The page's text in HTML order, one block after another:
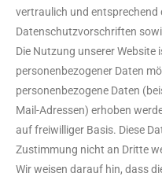
vertraulich und entsprechend
Datenschutzvorschriften
Die Nutzung unserer Website
personenbezogener Daten
personenbezogene Daten
Mail-Adressen) erhoben
auf freiwilliger Basis. Diese
Zustimmung nicht an Dritte
Wir weisen darauf hin, dass